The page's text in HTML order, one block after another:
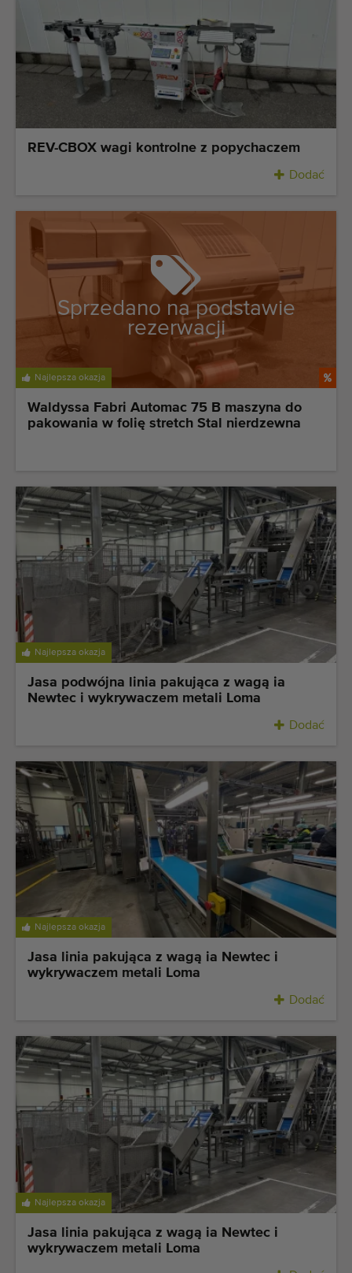
REV-CBOX wagi kontrolne z popychaczem
Dodać
Najlepsza okazja
Sprzedano na podstawie
rezerwacji
Waldyssa Fabri Automac 75 B maszyna do
pakowania w folię stretch Stal nierdzewna
Najlepsza okazja
Jasa podwójna linia pakująca z wagą ia
Newtec i wykrywaczem metali Loma
Dodać
Najlepsza okazja
Jasa linia pakująca z wagą ia Newtec i
wykrywaczem metali Loma
Dodać
Najlepsza okazja
Jasa linia pakująca z wagą ia Newtec i
wykrywaczem metali Loma